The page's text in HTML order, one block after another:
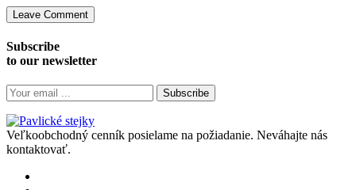
Subscribe
to our newsletter
Subscribe
Veľkoobchodný cenník posielame na požiadanie. Neváhajte nás
kontaktovať.